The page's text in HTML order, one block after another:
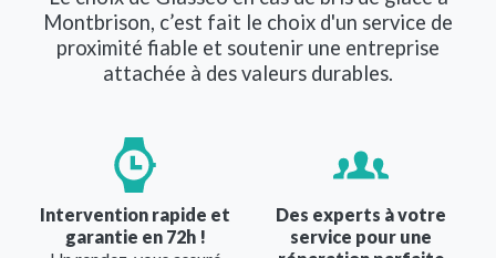
Montbrison, c’est fait le choix d'un service de
proximité fiable et soutenir une entreprise
attachée à des valeurs durables.
Intervention rapide et
garantie en 72h !
Des experts à votre
service pour une